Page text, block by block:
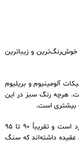
خوش‌رنگ‌ترین و زیباترین
آلومینیوم و بریلیوم
هرچه رنگ سبز در این
بیشتری است.
کلمبیا یکی از اصلی‌ترین صادرکننده‌های سنگ زمرد است و تقریباً 90 تا 95
عقیده داشته‌اند که سنگ